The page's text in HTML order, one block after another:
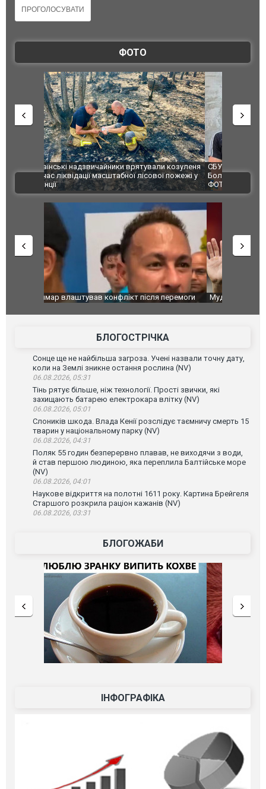
ФОТО
пожежі у
СБУ за сприяння Нацполіції та правоохоронців
Болгарії затримала міжнародного наркобарона.
ФОТО
Росіяни
одна
ВІДЕО
Мудрик провів перший матч за "Челсі" після
під час
Франції
БЛОГОСТРІЧКА
Сонце ще не найбільша загроза. Учені назвали точну дату,
коли на Землі зникне остання рослина (NV)
06.08.2026, 05:31
Тінь рятує більше, ніж технології. Прості звички, які
захищають батарею електрокара влітку (NV)
06.08.2026, 05:01
Слоників шкода. Влада Кенії розслідує таємничу смерть 15
тварин у національному парку (NV)
06.08.2026, 04:31
Поляк 55 годин безперервно плавав, не виходячи з води,
й став першою людиною, яка переплила Балтійське море
(NV)
06.08.2026, 04:01
Наукове відкриття на полотні 1611 року. Картина Брейгеля
Старшого розкрила раціон кажанів (NV)
06.08.2026, 03:31
БЛОГОЖАБИ
ІНФОГРАФІКА